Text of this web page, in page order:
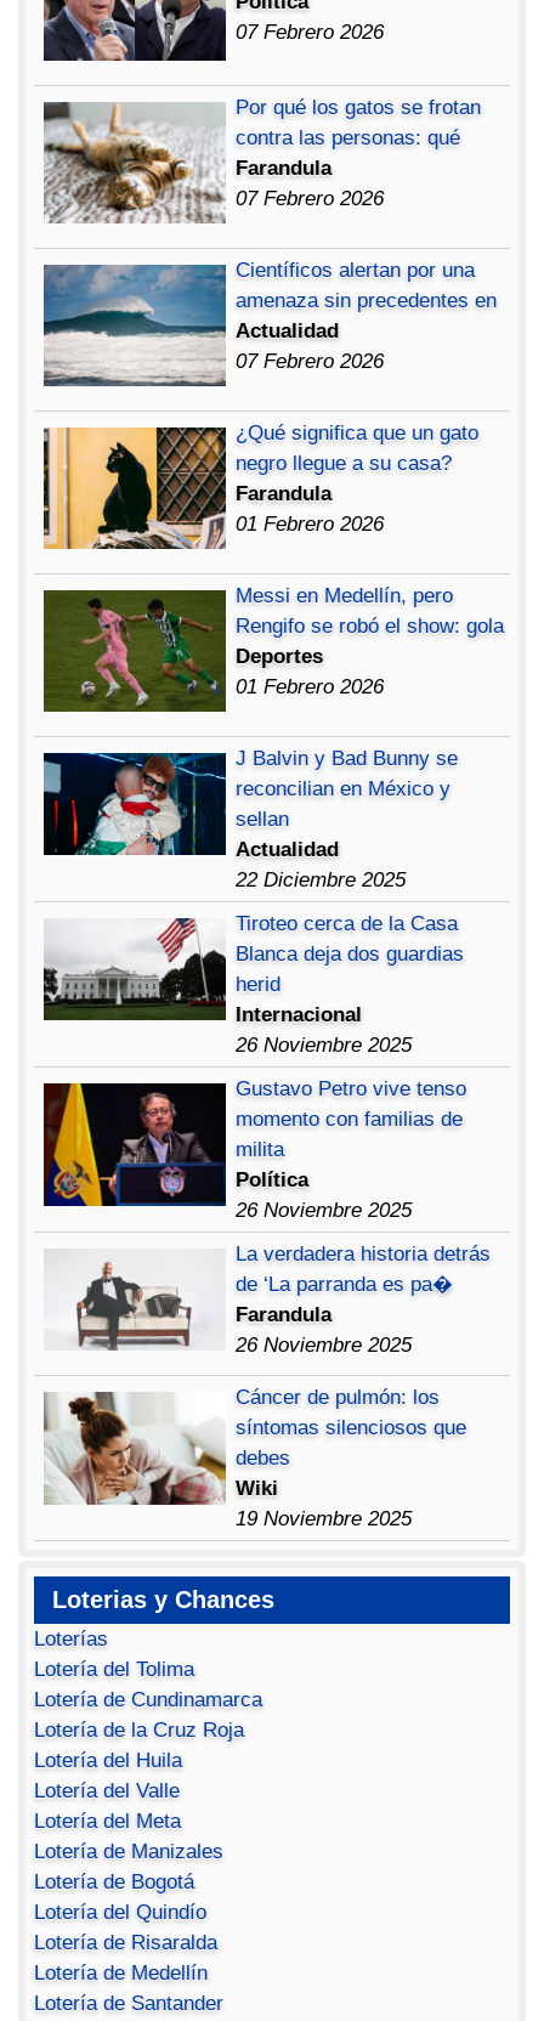
07 Febrero 2026
Por qué los gatos se frotan
contra las personas: qué
Farandula
07 Febrero 2026
Científicos alertan por una
amenaza sin precedentes en
Actualidad
07 Febrero 2026
¿Qué significa que un gato
negro llegue a su casa?
Farandula
01 Febrero 2026
Messi en Medellín, pero
Rengifo se robó el show: gola
Deportes
01 Febrero 2026
J Balvin y Bad Bunny se
reconcilian en México y
sellan
Actualidad
22 Diciembre 2025
Tiroteo cerca de la Casa
Blanca deja dos guardias
herid
Internacional
26 Noviembre 2025
Gustavo Petro vive tenso
momento con familias de
milita
Política
26 Noviembre 2025
La verdadera historia detrás
de ‘La parranda es pa�
Farandula
26 Noviembre 2025
Cáncer de pulmón: los
síntomas silenciosos que
debes
Wiki
19 Noviembre 2025
Loterias y Chances
Loterías
Lotería del Tolima
Lotería de Cundinamarca
Lotería de la Cruz Roja
Lotería del Huila
Lotería del Valle
Lotería del Meta
Lotería de Manizales
Lotería de Bogotá
Lotería del Quindío
Lotería de Risaralda
Lotería de Medellín
Lotería de Santander